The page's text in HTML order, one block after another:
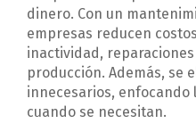
dinero. Con un
empresas reducen
inactividad,
producción. Además, se
innecesarios, enfocando
cuando se necesitan.